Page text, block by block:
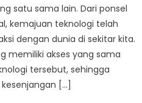
satu sama lain. Dari ponsel
kemajuan teknologi telah
dengan dunia di sekitar kita.
memiliki akses yang sama
tersebut, sehingga
[…]